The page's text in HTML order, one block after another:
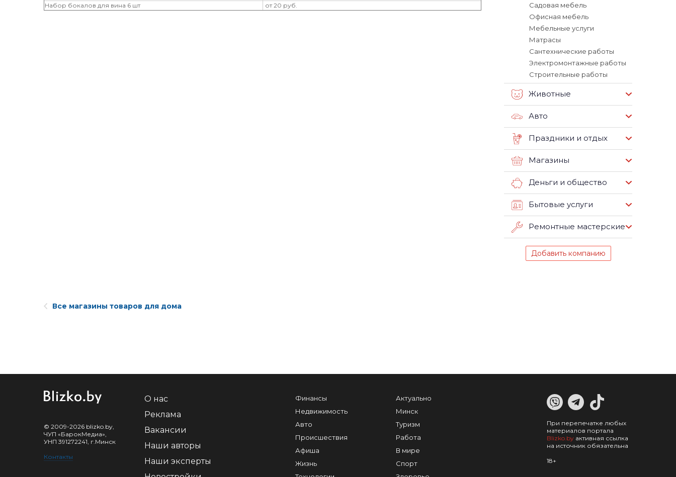
Набор бокалов для вина 6 шт
от 20 руб.
Садовая мебель
Офисная мебель
Мебельные услуги
Матрасы
Сантехнические работы
Электромонтажные работы
Строительные работы
Животные
Авто
Праздники и отдых
Магазины
Деньги и общество
Бытовые услуги
Ремонтные мастерские
Добавить компанию
Все магазины товаров для дома
© 2009-2026 blizko.by,
ЧУП «БарокМедиа»,
УНП 391272241, г.Минск
Контакты
О нас
Реклама
Вакансии
Наши авторы
Наши эксперты
Финансы
Недвижимость
Авто
Происшествия
Афиша
Жизнь
Актуально
Минск
Туризм
Работа
В мире
Спорт
При перепечатке любых
материалов портала
Blizko.by активная ссылка
на источник обязательна
18+